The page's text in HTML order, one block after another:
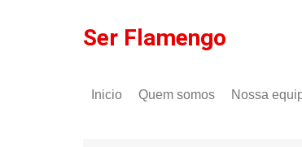
Ser Flamengo
Inicio Quem somos Nossa